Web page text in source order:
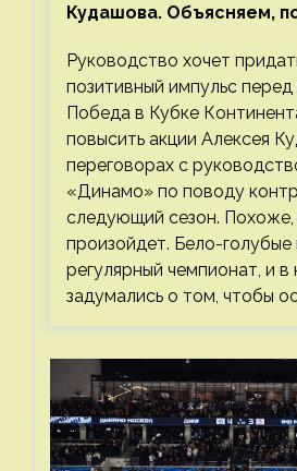
Кудашова. Объясняем,
Руководство хочет
позитивный импульс
Победа в Кубке
повысить акции Алексея
переговорах с
«Динамо» по поводу
следующий сезон. Похоже,
произойдет. Бело-голубые
регулярный чемпионат, и
задумались о том, чтобы